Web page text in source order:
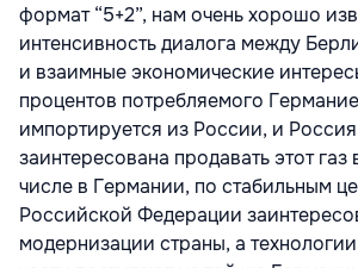
формат “5+2”, нам очень хорошо
интенсивность диалога между
и взаимные экономические
процентов потребляемого
импортируется из России, и
заинтересована продавать этот
числе в Германии, по стабильным
Российской Федерации
модернизации страны, а